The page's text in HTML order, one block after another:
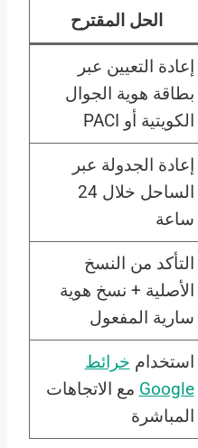
الحل المقترح
إعادة التعيين عبر
بطاقة هوية الجوال
الكويتية أو PACI
إعادة الجدولة عبر
الساحل خلال 24
ساعة
التأكد من النسخ
الأصلية + نسخ هوية
سارية المفعول
استخدام خرائط
Google مع الاتجاهات
المباشرة